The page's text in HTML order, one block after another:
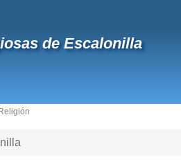
de Escalonilla